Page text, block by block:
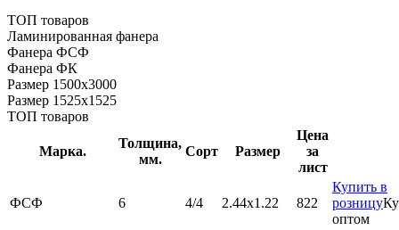
ТОП товаров
Ламинированная фанера
Фанера ФСФ
Фанера ФК
Размер 1500х3000
Размер 1525х1525
ТОП товаров
Марка.
Толщина,
мм.
Сорт Размер
Цена
за
лист
ФСФ 6 4/4 2.44х1.22 822
Купить в
розницу
оптом